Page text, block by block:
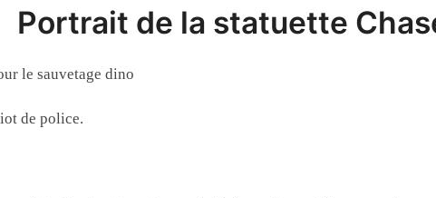
Portrait de la statuette
le sauvetage dino
de police.